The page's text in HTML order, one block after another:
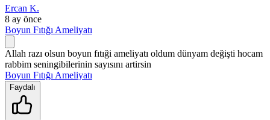
Ercan K.
8 ay önce
Boyun Fıtığı Ameliyatı
Allah razı olsun boyun fıtıği ameliyatı oldum dünyam değişti hocam
rabbim seningibilerinin sayısını artirsin
Boyun Fıtığı Ameliyatı
Faydalı